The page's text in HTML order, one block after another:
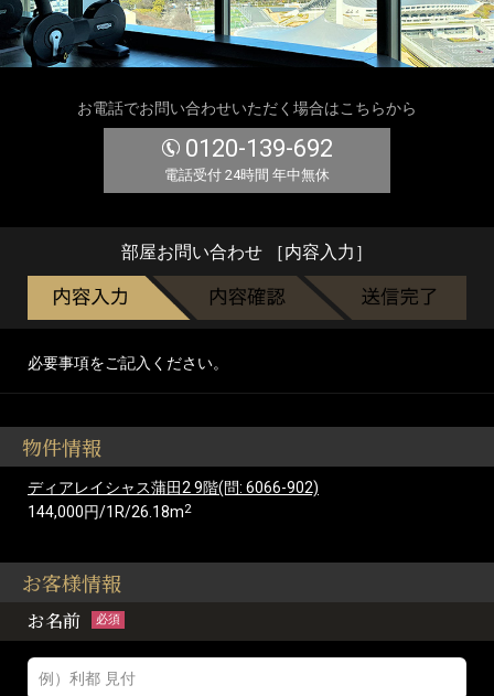
お電話でお問い合わせいただく場合はこちらから
0120-139-692
電話受付 24時間 年中無休
部屋お問い合わせ ［内容入力］
必要事項をご記入ください。
物件情報
ディアレイシャス蒲田2 9階(問: 6066-902)
144,000円/1R/26.18m2
お客様情報
お名前 必須